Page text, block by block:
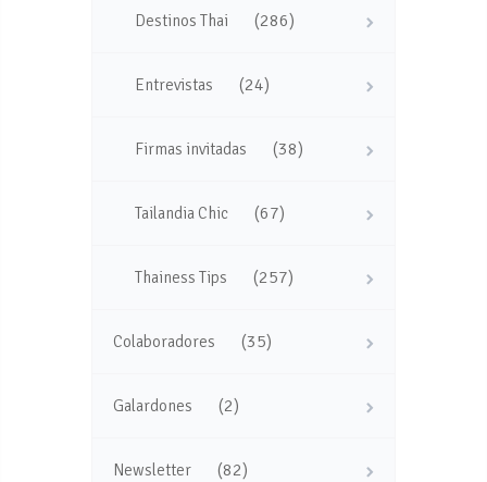
Destinos Thai (286)
Entrevistas (24)
Firmas invitadas (38)
Tailandia Chic (67)
Thainess Tips (257)
Colaboradores (35)
Galardones (2)
Newsletter (82)